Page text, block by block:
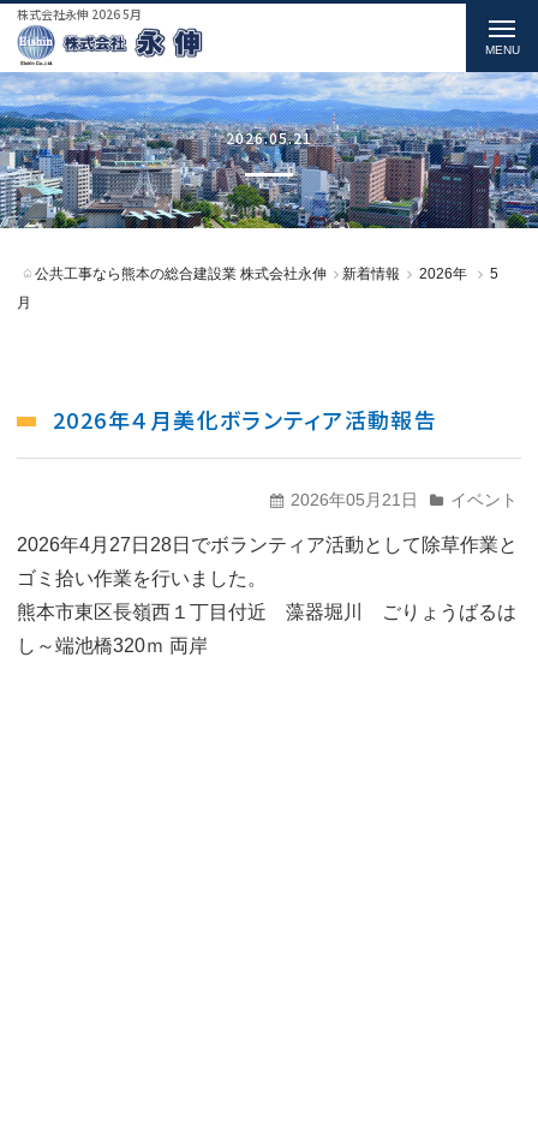
株式会社永伸 2026 5月
2026.05.21
公共工事なら熊本の総合建設業 株式会社永伸 新着情報 2026年
5
月
2026年４月美化ボランティア活動報告
2026年05月21日 イベント
2026年4月27日28日でボランティア活動として除草作業と
ゴミ拾い作業を行いました。
熊本市東区長嶺西１丁目付近 藻器堀川 ごりょうばるは
し～端池橋320ｍ 両岸
t
o
g
g
l
e
o